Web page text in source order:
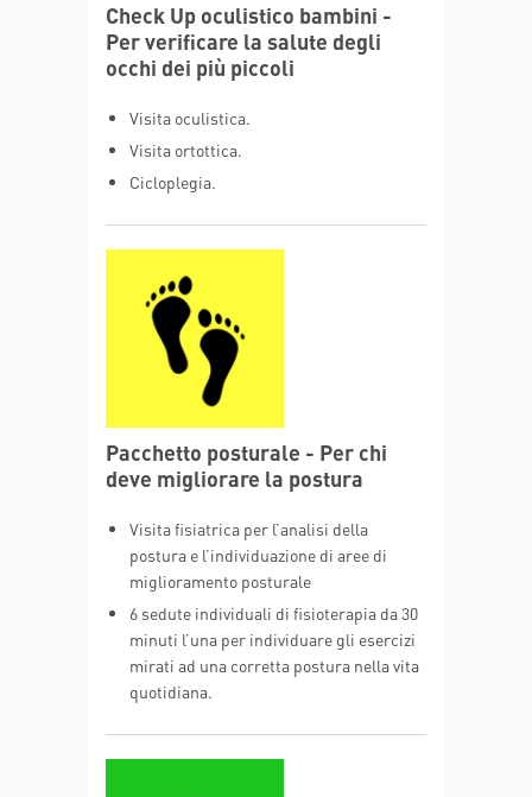
Check Up oculistico bambini -
Per verificare la salute degli
occhi dei più piccoli
Visita oculistica.
Visita ortottica.
Cicloplegia.
Pacchetto posturale - Per chi
deve migliorare la postura
Visita fisiatrica per l’analisi della
postura e l’individuazione di aree di
miglioramento posturale
6 sedute individuali di fisioterapia da 30
minuti l’una per individuare gli esercizi
mirati ad una corretta postura nella vita
quotidiana.